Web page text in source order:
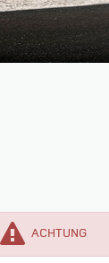
ACHTUNG